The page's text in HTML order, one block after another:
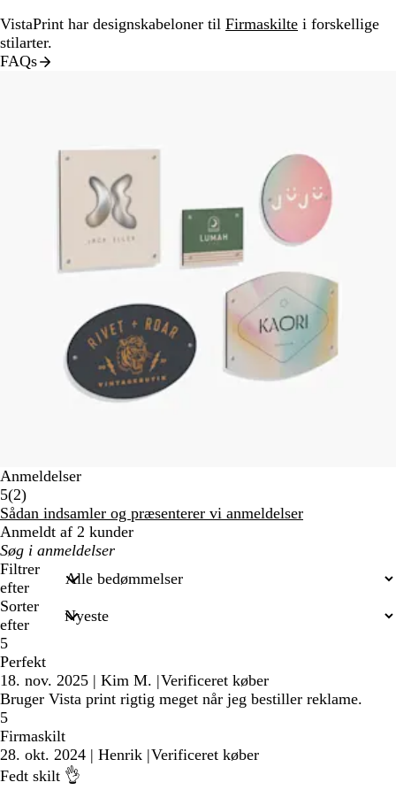
VistaPrint har designskabeloner til Firmaskilte i forskellige
stilarter.
FAQs
Anmeldelser
5(22
anmeldelser
)
Sådan indsamler og præsenterer vi anmeldelser
Anmeldt af 2 kunder
Min
søgetekst
Filtrer
efter
Sorter
efter
5
Perfekt
18. nov. 2025 | Kim M. |Verificeret køber
Bruger Vista print rigtig meget når jeg bestiller reklame.
5
Firmaskilt
28. okt. 2024 | Henrik |Verificeret køber
Fedt skilt 👌